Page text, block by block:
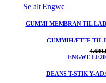
Se alt Engwe
GUMMI MEMBRAN TIL
GUMMIHÆTTE TIL
ENGWE
DEANS T-STIK Y-